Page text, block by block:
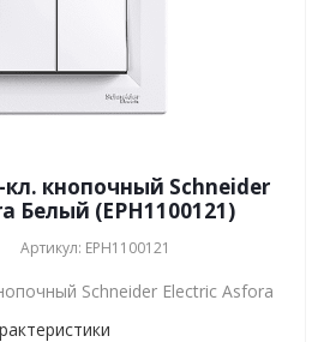
кнопочный Schneider
Белый (EPH1100121)
Артикул: EPH1100121
Schneider Electric Asfora